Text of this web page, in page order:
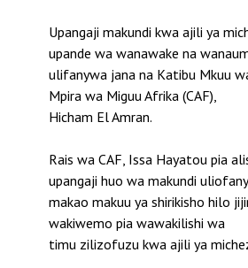
Upangaji makundi kwa ajili ya
upande wa wanawake na
ulifanywa jana na Katibu Mkuu
Mpira wa Miguu Afrika (CAF),
Hicham El Amran.
Rais wa CAF, Issa Hayatou pia
upangaji huo wa makundi
makao makuu ya shirikisho hilo
wakiwemo pia wawakilishi wa
timu zilizofuzu kwa ajili ya